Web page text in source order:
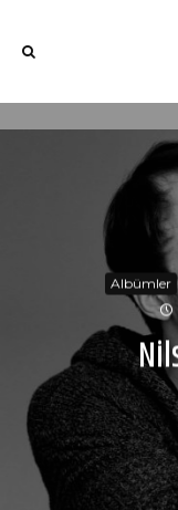
Albümler